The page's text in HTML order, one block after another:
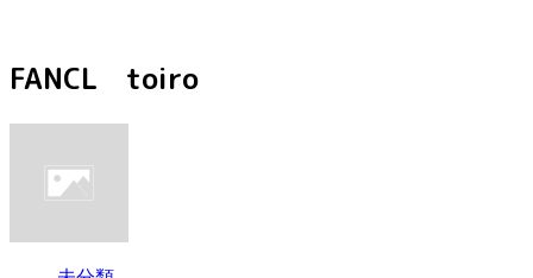
FANCL toiro